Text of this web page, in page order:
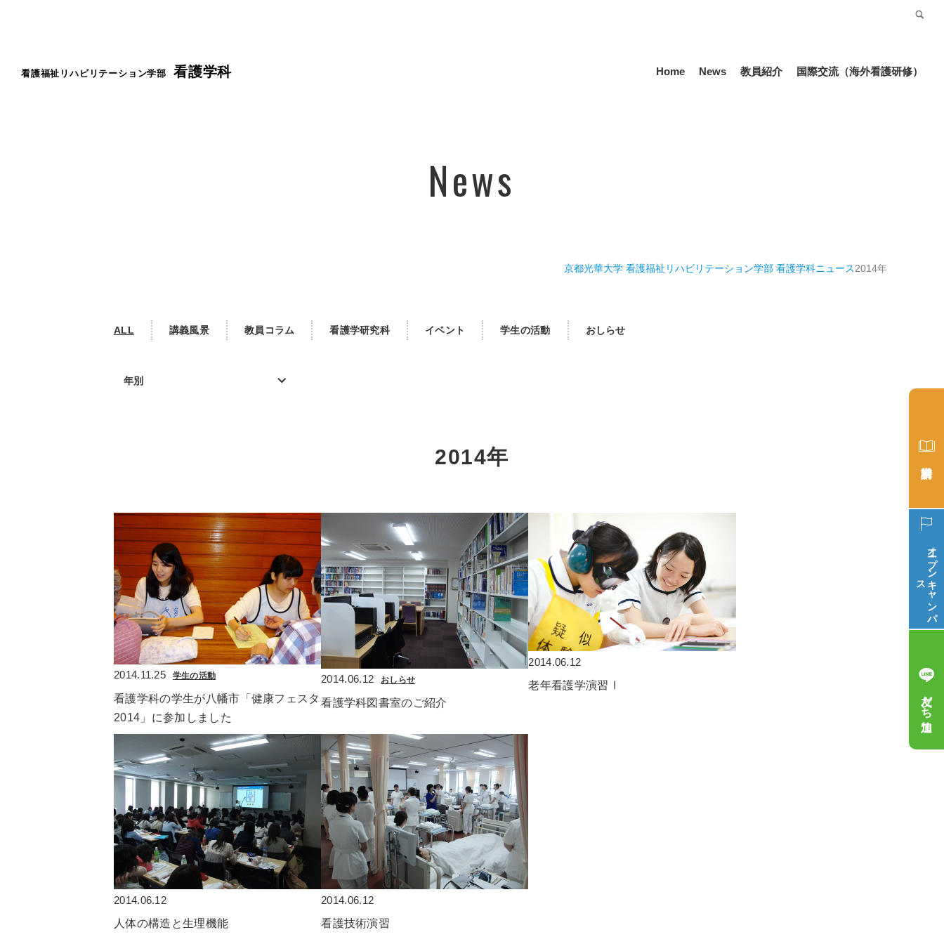
看護福祉リハビリテーション学部 看護学科 Home News 教員紹介 国際交流（海外看護研修）
News
京都光華大学 看護福祉リハビリテーション学部 看護学科ニュース2014年
ALL 講義風景 教員コラム 看護学研究科 イベント 学生の活動 おしらせ
年別
2014年
2014.11.25 学生の活動
看護学科の学生が八幡市「健康フェスタ
2014」に参加しました
2014.06.12 おしらせ
看護学科図書室のご紹介
2014.06.12
老年看護学演習Ⅰ
2014.06.12
人体の構造と生理機能
2014.06.12
看護技術演習
オープン
キ
ャ
ン
パ
ス
友だち追加